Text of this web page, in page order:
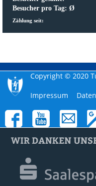
Besucher pro Tag: Ø
Zählung seit:
Copyright © 2020
Navigation
Impressum